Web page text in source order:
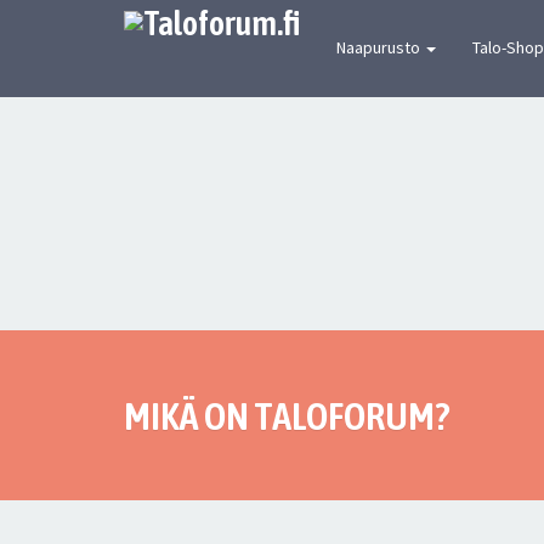
Naapurusto Talo-Shop
[urbaanin keskustelun mekka] Suomen
MIKÄ ON TALOFORUM?